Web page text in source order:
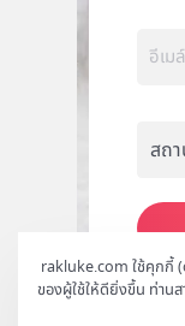
rakluke.com ใช้คุกกี้
ของผู้ใช้ให้ดียิ่งขึ้น ท่านส